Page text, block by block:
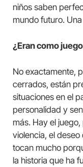
niños saben
mundo futuro.
¿Eran como
No exactamente,
cerrados, están
situaciones en el
personalidad y
más. Hay el
violencia, el
tocan mucho
la historia que ha